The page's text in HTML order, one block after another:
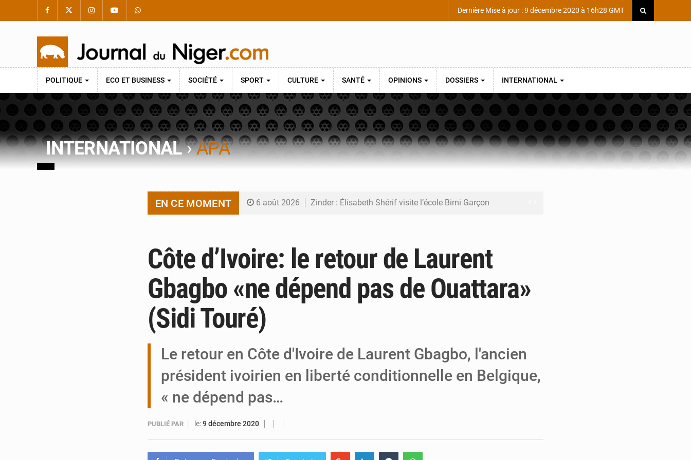
Dernière Mise à jour : 9 décembre 2020 à 16h28 GMT
POLITIQUE ECO ET BUSINESS SOCIÉTÉ SPORT CULTURE SANTÉ OPINIONS DOSSIERS INTERNATIONAL
INTERNATIONAL›APA
EN CE MOMENT 6 août 2026 Zinder : Élisabeth Shérif visite l’école Birni Garçon
6 août 2026 Niger : Bilan à mi-parcours du Programme de Refondation
6 août 2026 Chasse aux gabegies à Niamey : 74 milliards de FCFA recouvrés par la COLDEFF
5 août 2026 Tibiri : le dialogue, nouveau terrain de jeu pour la paix
Côte d’Ivoire: le retour de Laurent
Gbagbo «ne dépend pas de Ouattara»
(Sidi Touré)
Le retour en Côte d'Ivoire de Laurent Gbagbo, l'ancien
président ivoirien en liberté conditionnelle en Belgique,
« ne dépend pas…
PUBLIÉ PAR le:9 décembre 2020